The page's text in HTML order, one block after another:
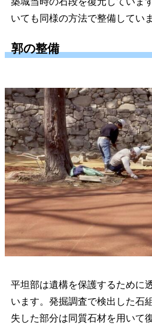
いても同様の方法で整備していま
郭の整備
平坦部は遺構を保護するために
います。発掘調査で検出した石
失した部分は同質石材を用いて